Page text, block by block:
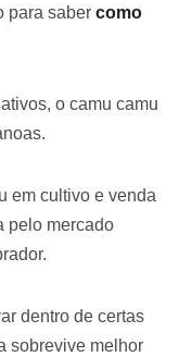
para saber como
o camu camu
em cultivo e venda
pelo mercado
dentro de certas
sobrevive melhor